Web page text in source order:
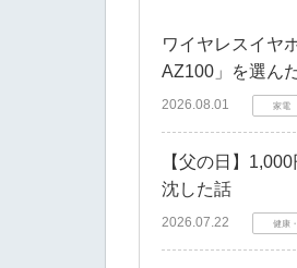
ワイヤレスイヤ
AZ100」を選ん
2026.08.01 家電
【父の日】
沈した話
2026.07.22 健康